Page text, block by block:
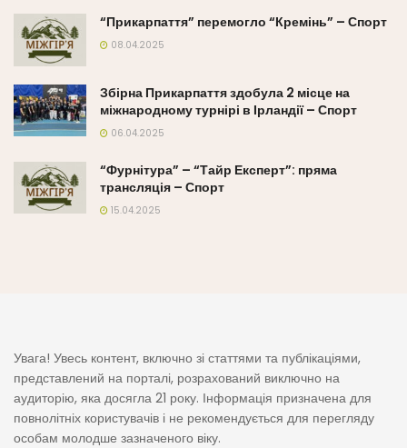
“Прикарпаття” перемогло “Кремінь” – Спорт
08.04.2025
Збірна Прикарпаття здобула 2 місце на
міжнародному турнірі в Ірландії – Спорт
06.04.2025
“Фурнітура” – “Тайр Експерт”: пряма
трансляція – Спорт
15.04.2025
Увага! Увесь контент, включно зі статтями та публікаціями,
представлений на порталі, розрахований виключно на
аудиторію, яка досягла 21 року. Інформація призначена для
повнолітніх користувачів і не рекомендується для перегляду
особам молодше зазначеного віку.